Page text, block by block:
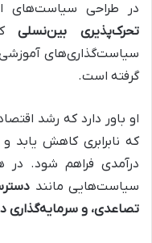
در طراحی سیاست‌های
تحرک‌پذیری بین‌نسلی
سیاست‌گذاری‌های آموزشی،
گرفته است.
او باور دارد که رشد
که نابرابری کاهش یابد
درآمدی فراهم شود. در
سیاست‌هایی مانند
تصاعدی، و سرمایه‌گذاری